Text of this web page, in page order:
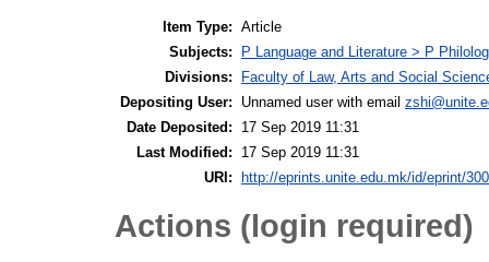
Item Type: Article
Subjects:
P Language and Literature > P
Divisions:
Faculty of Law, Arts and Social
Depositing User:
Unnamed user with email
Date Deposited:
17 Sep 2019 11:31
Last Modified:
17 Sep 2019 11:31
URI:
http://eprints.unite.edu.mk/id/eprint/300
Actions (login required)